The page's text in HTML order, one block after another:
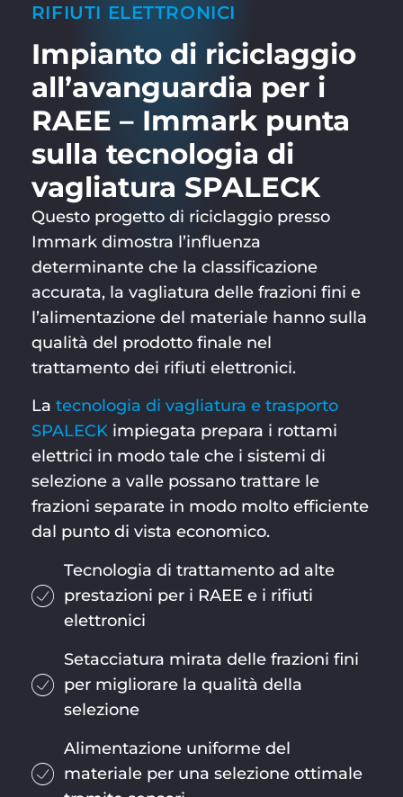
RIFIUTI ELETTRONICI
Impianto di riciclaggio
all’avanguardia per i
RAEE – Immark punta
sulla tecnologia di
vagliatura SPALECK
Questo progetto di riciclaggio presso
Immark dimostra l’influenza
determinante che la classificazione
accurata, la vagliatura delle frazioni fini e
l’alimentazione del materiale hanno sulla
qualità del prodotto finale nel
trattamento dei rifiuti elettronici.
La tecnologia di vagliatura e trasporto
SPALECKimpiegata prepara i rottami
elettrici in modo tale che i sistemi di
selezione a valle possano trattare le
frazioni separate in modo molto efficiente
dal punto di vista economico.
Tecnologia di trattamento ad alte
prestazioni per i RAEE e i rifiuti
elettronici
Setacciatura mirata delle frazioni fini
per migliorare la qualità della
selezione
Alimentazione uniforme del
materiale per una selezione ottimale